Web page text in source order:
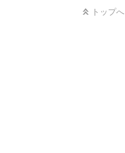
トップへ